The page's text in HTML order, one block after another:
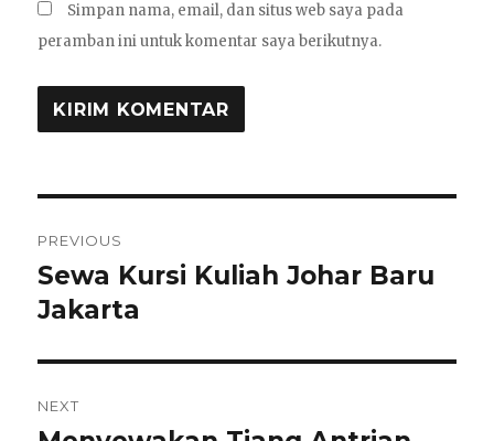
Simpan nama, email, dan situs web saya pada
peramban ini untuk komentar saya berikutnya.
pos
PREVIOUS
Previous
post:
Sewa Kursi Kuliah Johar Baru
Jakarta
NEXT